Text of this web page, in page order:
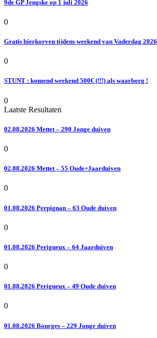
9de GP Jengske op 1 juli 2026
0
Gratis bierkorven tijdens weekend van Vaderdag 2026
0
STUNT : komend weekend 500€ (!!!) als waarborg !
0
Laatste Resultaten
02.08.2026 Mettet – 290 Jonge duiven
0
02.08.2026 Mettet – 55 Oude+Jaarduiven
0
01.08.2026 Perpignan – 63 Oude duiven
0
01.08.2026 Perigueux – 64 Jaarduiven
0
01.08.2026 Perigueux – 49 Oude duiven
0
01.08.2026 Bourges – 229 Jonge duiven